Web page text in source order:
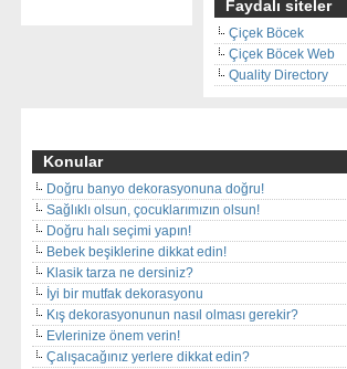
Faydalı siteler
Çiçek Böcek
Çiçek Böcek Web
Quality Directory
Konular
Doğru banyo dekorasyonuna doğru!
Sağlıklı olsun, çocuklarımızın olsun!
Doğru halı seçimi yapın!
Bebek beşiklerine dikkat edin!
Klasik tarza ne dersiniz?
İyi bir mutfak dekorasyonu
Kış dekorasyonunun nasıl olması gerekir?
Evlerinize önem verin!
Çalışacağınız yerlere dikkat edin?